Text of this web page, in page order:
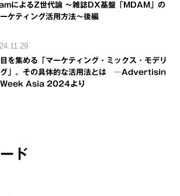
によるZ世代論 ～雑誌DX基盤「MDAM」の
ケティング活用方法～後編
を集める「マーケティング・ミックス・モデリ
グ」。その具体的な活用法とは ─Advertisin
Asia 2024より
ド